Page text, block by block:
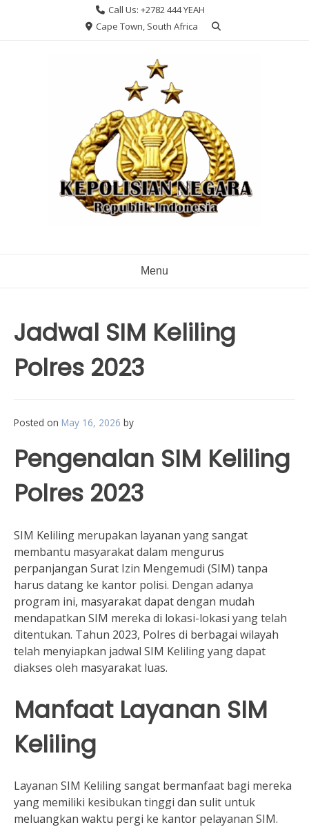
Call Us: +2782 444 YEAH
Cape Town, South Africa
Menu
Jadwal SIM Keliling
Polres 2023
Posted on May 16, 2026 by
Pengenalan SIM Keliling
Polres 2023
SIM Keliling merupakan layanan yang sangat
membantu masyarakat dalam mengurus
perpanjangan Surat Izin Mengemudi (SIM) tanpa
harus datang ke kantor polisi. Dengan adanya
program ini, masyarakat dapat dengan mudah
mendapatkan SIM mereka di lokasi-lokasi yang telah
ditentukan. Tahun 2023, Polres di berbagai wilayah
telah menyiapkan jadwal SIM Keliling yang dapat
diakses oleh masyarakat luas.
Manfaat Layanan SIM
Keliling
Layanan SIM Keliling sangat bermanfaat bagi mereka
yang memiliki kesibukan tinggi dan sulit untuk
meluangkan waktu pergi ke kantor pelayanan SIM.